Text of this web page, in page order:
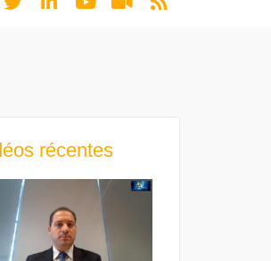
récentes